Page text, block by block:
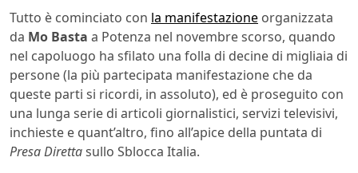
Tutto è cominciato con la manifestazione organizzata
da Mo Basta a Potenza nel novembre scorso, quando
nel capoluogo ha sfilato una folla di decine di migliaia di
persone (la più partecipata manifestazione che da
queste parti si ricordi, in assoluto), ed è proseguito con
una lunga serie di articoli giornalistici, servizi televisivi,
inchieste e quant’altro, fino all’apice della puntata di
Presa Direttasullo Sblocca Italia.